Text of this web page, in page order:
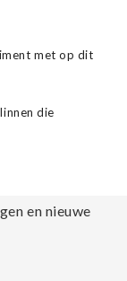
met op dit
die
en nieuwe